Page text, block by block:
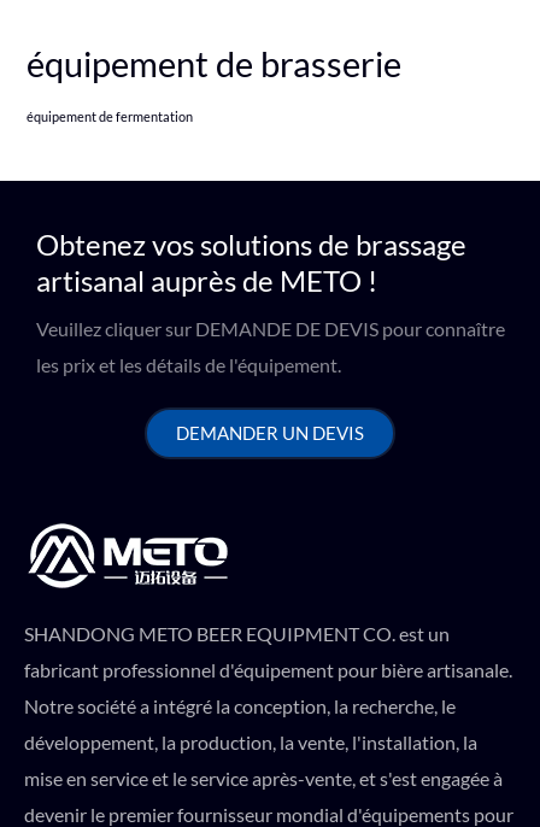
équipement de brasserie
équipement de fermentation
Obtenez vos solutions de brassage
artisanal auprès de METO !
Veuillez cliquer sur DEMANDE DE DEVIS pour connaître
les prix et les détails de l'équipement.
DEMANDER UN DEVIS
SHANDONG METO BEER EQUIPMENT CO. est un
fabricant professionnel d'équipement pour bière artisanale.
Notre société a intégré la conception, la recherche, le
développement, la production, la vente, l'installation, la
mise en service et le service après-vente, et s'est engagée à
devenir le premier fournisseur mondial d'équipements pour